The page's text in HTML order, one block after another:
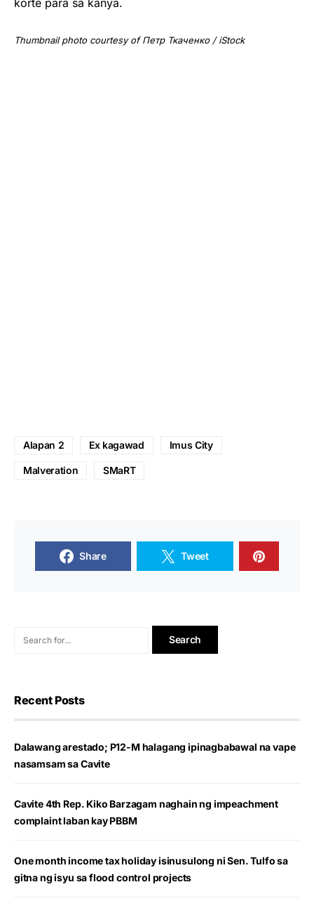
Thumbnail photo courtesy of Петр Ткаченко / iStock
Alapan 2 Ex kagawad Imus City
Malveration SMaRT
Share Tweet
Recent Posts
Dalawang arestado; P12-M halagang ipinagbabawal na vape
nasamsam sa Cavite
Cavite 4th Rep. Kiko Barzagam naghain ng impeachment
complaint laban kay PBBM
One month income tax holiday isinusulong ni Sen. Tulfo sa
gitna ng isyu sa flood control projects